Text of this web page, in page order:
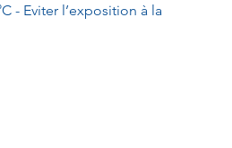
- Eviter l’exposition à la